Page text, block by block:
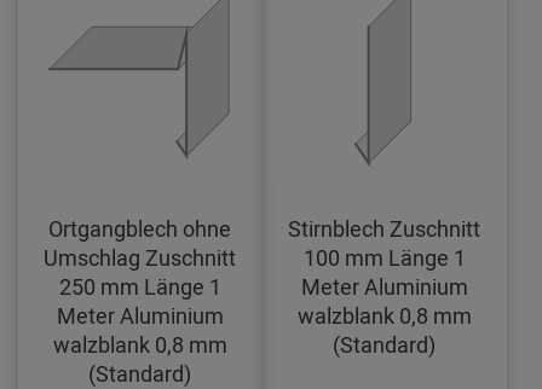
Ortgangblech ohne
Umschlag Zuschnitt
250 mm Länge 1
Meter Aluminium
walzblank 0,8 mm
(Standard)
Stirnblech Zuschnitt
100 mm Länge 1
Meter Aluminium
walzblank 0,8 mm
(Standard)